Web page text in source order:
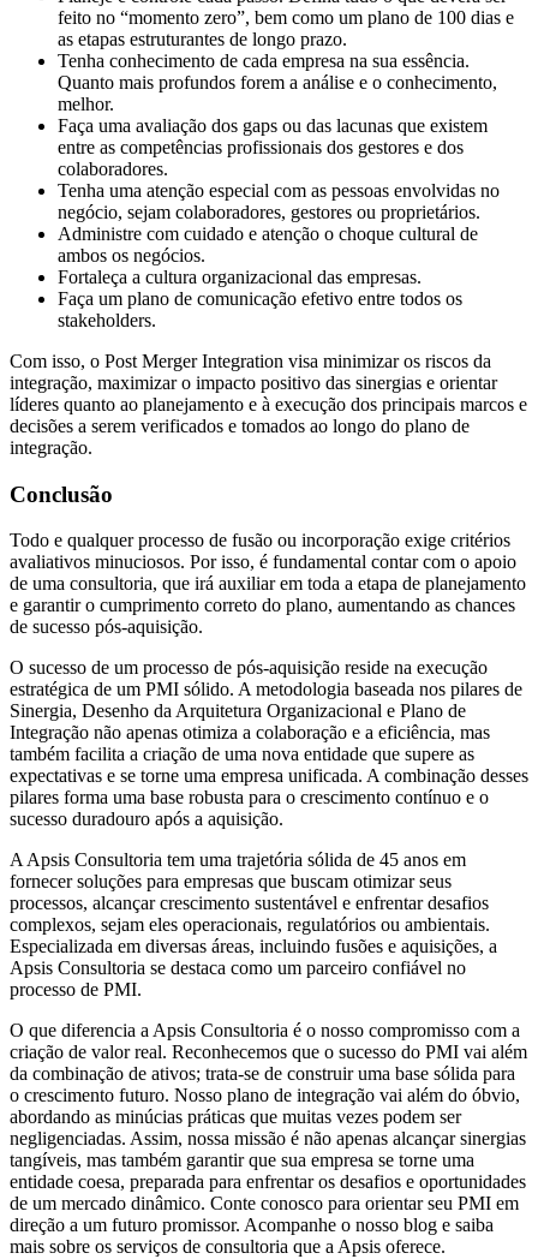
feito no “momento zero”, bem como um plano de 100 dias e
as etapas estruturantes de longo prazo.
Tenha conhecimento de cada empresa na sua essência.
Quanto mais profundos forem a análise e o conhecimento,
melhor.
Faça uma avaliação dos gaps ou das lacunas que existem
entre as competências profissionais dos gestores e dos
colaboradores.
Tenha uma atenção especial com as pessoas envolvidas no
negócio, sejam colaboradores, gestores ou proprietários.
Administre com cuidado e atenção o choque cultural de
ambos os negócios.
Fortaleça a cultura organizacional das empresas.
Faça um plano de comunicação efetivo entre todos os
stakeholders.
Com isso, o Post Merger Integration visa minimizar os riscos da
integração, maximizar o impacto positivo das sinergias e orientar
líderes quanto ao planejamento e à execução dos principais marcos e
decisões a serem verificados e tomados ao longo do plano de
integração.
Conclusão
Todo e qualquer processo de fusão ou incorporação exige critérios
avaliativos minuciosos. Por isso, é fundamental contar com o apoio
de uma consultoria, que irá auxiliar em toda a etapa de planejamento
e garantir o cumprimento correto do plano, aumentando as chances
de sucesso pós-aquisição.
O sucesso de um processo de pós-aquisição reside na execução
estratégica de um PMI sólido. A metodologia baseada nos pilares de
Sinergia, Desenho da Arquitetura Organizacional e Plano de
Integração não apenas otimiza a colaboração e a eficiência, mas
também facilita a criação de uma nova entidade que supere as
expectativas e se torne uma empresa unificada. A combinação desses
pilares forma uma base robusta para o crescimento contínuo e o
sucesso duradouro após a aquisição.
A Apsis Consultoria tem uma trajetória sólida de 45 anos em
fornecer soluções para empresas que buscam otimizar seus
processos, alcançar crescimento sustentável e enfrentar desafios
complexos, sejam eles operacionais, regulatórios ou ambientais.
Especializada em diversas áreas, incluindo fusões e aquisições, a
Apsis Consultoria se destaca como um parceiro confiável no
processo de PMI.
O que diferencia a Apsis Consultoria é o nosso compromisso com a
criação de valor real. Reconhecemos que o sucesso do PMI vai além
da combinação de ativos; trata-se de construir uma base sólida para
o crescimento futuro. Nosso plano de integração vai além do óbvio,
abordando as minúcias práticas que muitas vezes podem ser
negligenciadas. Assim, nossa missão é não apenas alcançar sinergias
tangíveis, mas também garantir que sua empresa se torne uma
entidade coesa, preparada para enfrentar os desafios e oportunidades
de um mercado dinâmico. Conte conosco para orientar seu PMI em
direção a um futuro promissor. Acompanhe o nosso blog e saiba
mais sobre os serviços de consultoria que a Apsis oferece.